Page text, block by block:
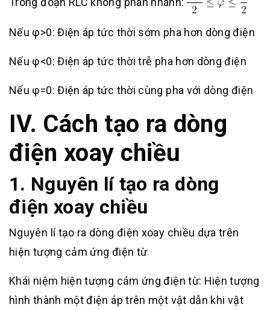
Nếu φ>0: Điện áp tức thời sớm pha hơn dòng điện
Nếu φ<0: Điện áp tức thời trễ pha hơn dòng điện
Nếu φ=0: Điện áp tức thời cùng pha với dòng điện
IV. Cách tạo ra dòng
điện xoay chiều
1. Nguyên lí tạo ra dòng
điện xoay chiều
Nguyên lí tạo ra dòng điện xoay chiều dựa trên
hiện tượng cảm ứng điện từ
Khái niệm hiện tượng cảm ứng điện từ: Hiện tượng
hình thành một điện áp trên một vật dẫn khi vật